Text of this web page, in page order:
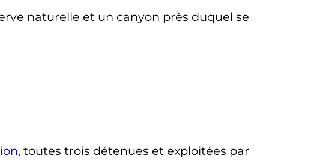
naturelle et un canyon près duquel se
, toutes trois détenues et exploitées par